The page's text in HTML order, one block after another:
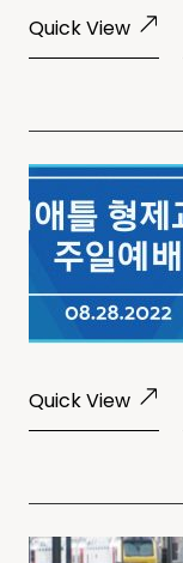
Quick View
Quick View